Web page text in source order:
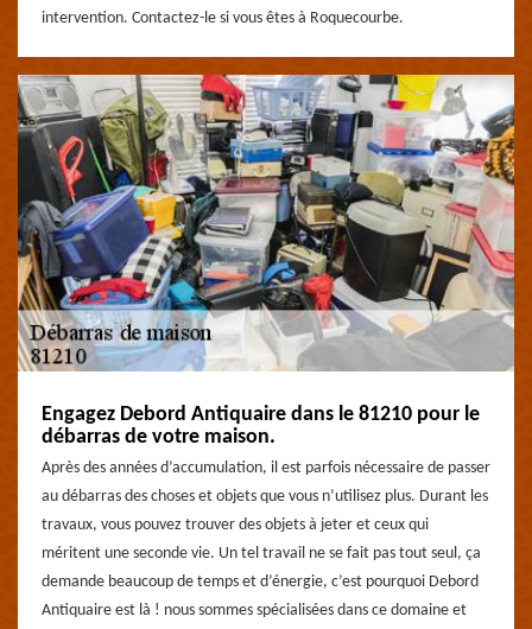
intervention. Contactez-le si vous êtes à Roquecourbe.
Engagez Debord Antiquaire dans le 81210 pour le
débarras de votre maison.
Après des années d’accumulation, il est parfois nécessaire de passer
au débarras des choses et objets que vous n’utilisez plus. Durant les
travaux, vous pouvez trouver des objets à jeter et ceux qui
méritent une seconde vie. Un tel travail ne se fait pas tout seul, ça
demande beaucoup de temps et d’énergie, c’est pourquoi Debord
Antiquaire est là ! nous sommes spécialisées dans ce domaine et